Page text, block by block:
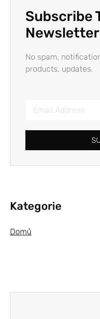
Subscribe
Newsletter
No spam,
products, updates.
Kategorie
Domů